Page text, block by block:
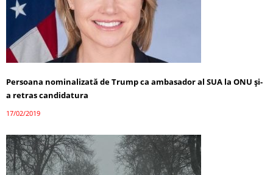
Persoana nominalizată de Trump ca ambasador al SUA la ONU şi-
a retras candidatura
17/02/2019